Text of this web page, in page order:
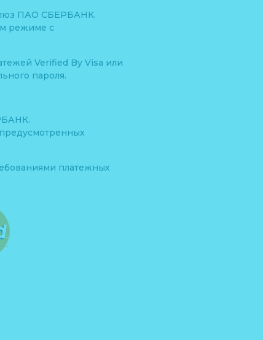
ПАО СБЕРБАНК.
режиме с
Verified By Visa или
пароля.
платежных